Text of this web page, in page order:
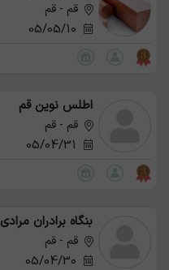
قم - قم
اطلس نوین قم
قم - قم
بنگاه برادران مرادی
قم - قم